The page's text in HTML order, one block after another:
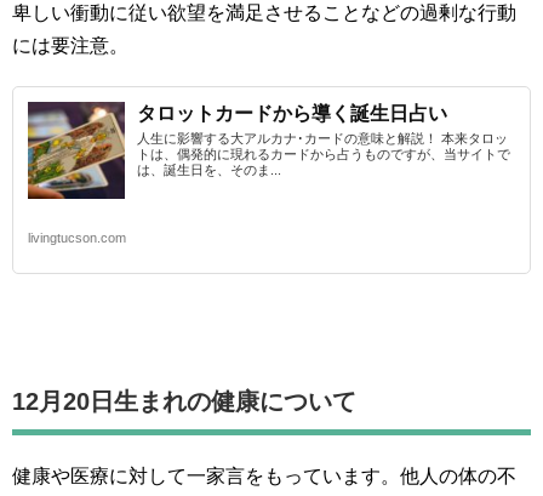
卑しい衝動に従い欲望を満足させることなどの過剰な行動
には要注意。
タロットカードから導く誕生日占い
人生に影響する大アルカナ･カードの意味と解説！ 本来タロッ
トは、偶発的に現れるカードから占うものですが、当サイトで
は、誕生日を、そのま...
livingtucson.com
12月20日生まれの健康について
健康や医療に対して一家言をもっています。他人の体の不